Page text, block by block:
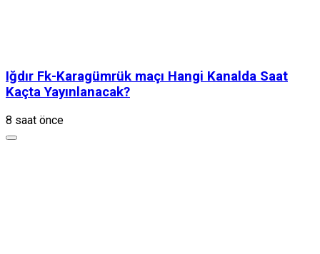
Iğdır Fk-Karagümrük maçı Hangi Kanalda Saat
Kaçta Yayınlanacak?
8 saat önce